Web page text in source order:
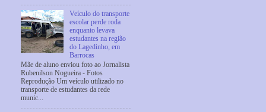
Veículo do transporte
escolar perde roda
enquanto levava
estudantes na região
do Lagedinho, em
Barrocas
Mãe de aluno enviou foto ao Jornalista
Rubenilson Nogueira - Fotos
Reprodução Um veículo utilizado no
transporte de estudantes da rede
munic...